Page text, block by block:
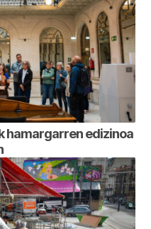
hamargarren edizinoa